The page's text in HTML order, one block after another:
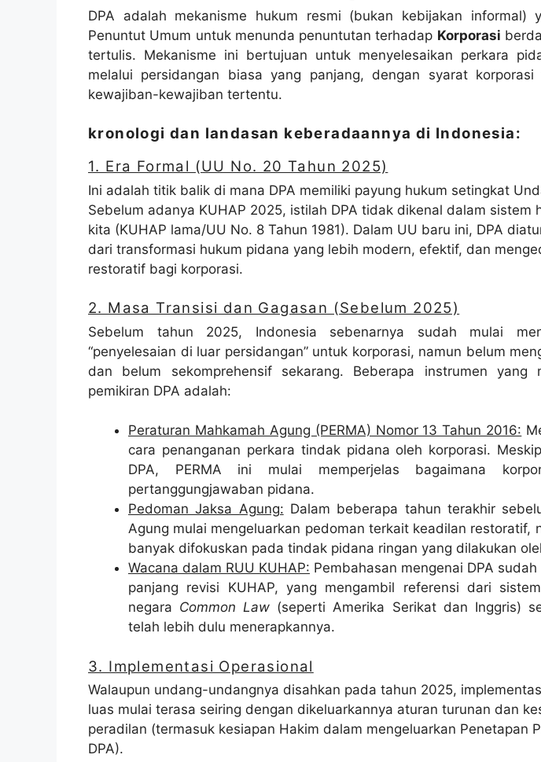
DPA adalah mekanisme hukum resmi (bukan kebijakan informal)
Penuntut Umum untuk menunda penuntutan terhadap Korporasi
tertulis. Mekanisme ini bertujuan untuk menyelesaikan perkara
melalui persidangan biasa yang panjang, dengan syarat korporasi
kewajiban-kewajiban tertentu.
kronologi dan landasan keberadaannya di Indonesia:
1. Era Formal (UU No. 20 Tahun 2025)
Ini adalah titik balik di mana DPA memiliki payung hukum setingkat
Sebelum adanya KUHAP 2025, istilah DPA tidak dikenal dalam sistem
kita (KUHAP lama/UU No. 8 Tahun 1981). Dalam UU baru ini, DPA
dari transformasi hukum pidana yang lebih modern, efektif, dan
restoratif bagi korporasi.
2. Masa Transisi dan Gagasan (Sebelum 2025)
Sebelum tahun 2025, Indonesia sebenarnya sudah mulai
“penyelesaian di luar persidangan” untuk korporasi, namun belum
dan belum sekomprehensif sekarang. Beberapa instrumen yang
pemikiran DPA adalah:
Peraturan Mahkamah Agung (PERMA) Nomor 13 Tahun 2016:
cara penanganan perkara tindak pidana oleh korporasi.
DPA, PERMA ini mulai memperjelas bagaimana
pertanggungjawaban pidana.
Pedoman Jaksa Agung: Dalam beberapa tahun terakhir
Agung mulai mengeluarkan pedoman terkait keadilan restoratif,
banyak difokuskan pada tindak pidana ringan yang dilakukan
Wacana dalam RUU KUHAP: Pembahasan mengenai DPA
panjang revisi KUHAP, yang mengambil referensi dari
negara Common Law (seperti Amerika Serikat dan Inggris)
telah lebih dulu menerapkannya.
3. Implementasi Operasional
Walaupun undang-undangnya disahkan pada tahun 2025,
luas mulai terasa seiring dengan dikeluarkannya aturan turunan dan
peradilan (termasuk kesiapan Hakim dalam mengeluarkan Penetapan
DPA).